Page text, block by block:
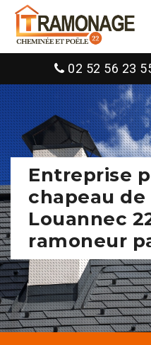
02 52 56 23
Entreprise
chapeau
Louannec
ramoneur